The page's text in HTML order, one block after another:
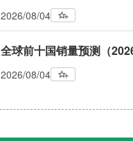
2026/08/04
全球前十国销量预测（
2026/08/04